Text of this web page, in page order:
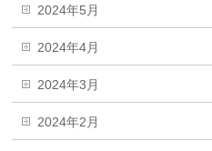
2024年5月
2024年4月
2024年3月
2024年2月